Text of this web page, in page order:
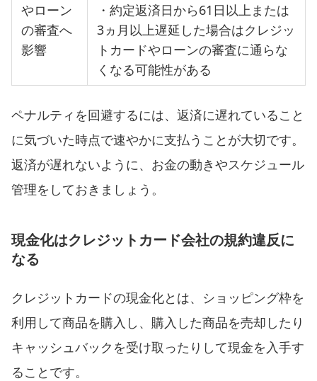
やローン
の審査へ
影響
・約定返済日から61日以上または
3ヵ月以上遅延した場合はクレジッ
トカードやローンの審査に通らな
くなる可能性がある
ペナルティを回避するには、返済に遅れていること
に気づいた時点で速やかに支払うことが大切です。
返済が遅れないように、お金の動きやスケジュール
管理をしておきましょう。
現金化はクレジットカード会社の規約違反に
なる
クレジットカードの現金化とは、ショッピング枠を
利用して商品を購入し、購入した商品を売却したり
キャッシュバックを受け取ったりして現金を入手す
ることです。